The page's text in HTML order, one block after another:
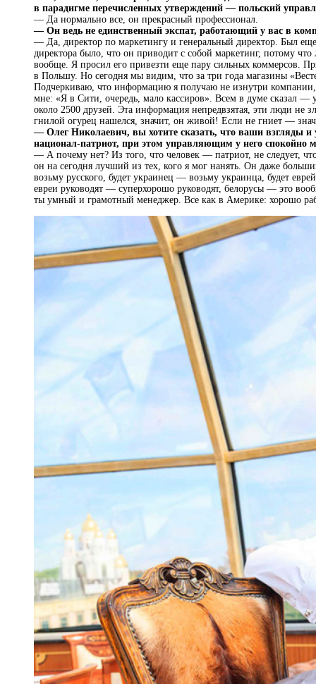
в парадигме перечисленных утверждений — польский
— Да нормально все, он прекрасный профессионал.
— Он ведь не единственный экспат, работающий у вас в
— Да, директор по маркетингу и генеральный директор. Был
директора было, что он приводит с собой маркетинг, потому
вообще. Я просил его привезти еще пару сильных коммерсов.
в Польшу. Но сегодня мы видим, что за три года магазины
Подчеркиваю, что информацию я получаю не изнутри
мне: «Я в Сити, очередь, мало кассиров». Всем в думе сказал
около 2500 друзей. Эта информация непредвзятая, эти люди не
гнилой огурец нашелся, значит, он живой! Если не гниет —
— Олег Николаевич, вы хотите сказать, что ваши взгляды и
национал-патриот, при этом управляющим у него спокойно
— А почему нет? Из того, что человек — патриот, не следует,
он на сегодня лучший из тех, кого я мог нанять. Он даже
возьму русского, будет украинец — возьму украинца, будет
евреи руководят — суперхорошо руководят, белорусы — это
ты умный и грамотный менеджер. Все как в Америке: хорошо